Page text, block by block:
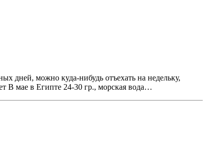
дней, можно куда-нибудь отъехать на недельку,
В мае в Египте 24-30 гр., морская вода…